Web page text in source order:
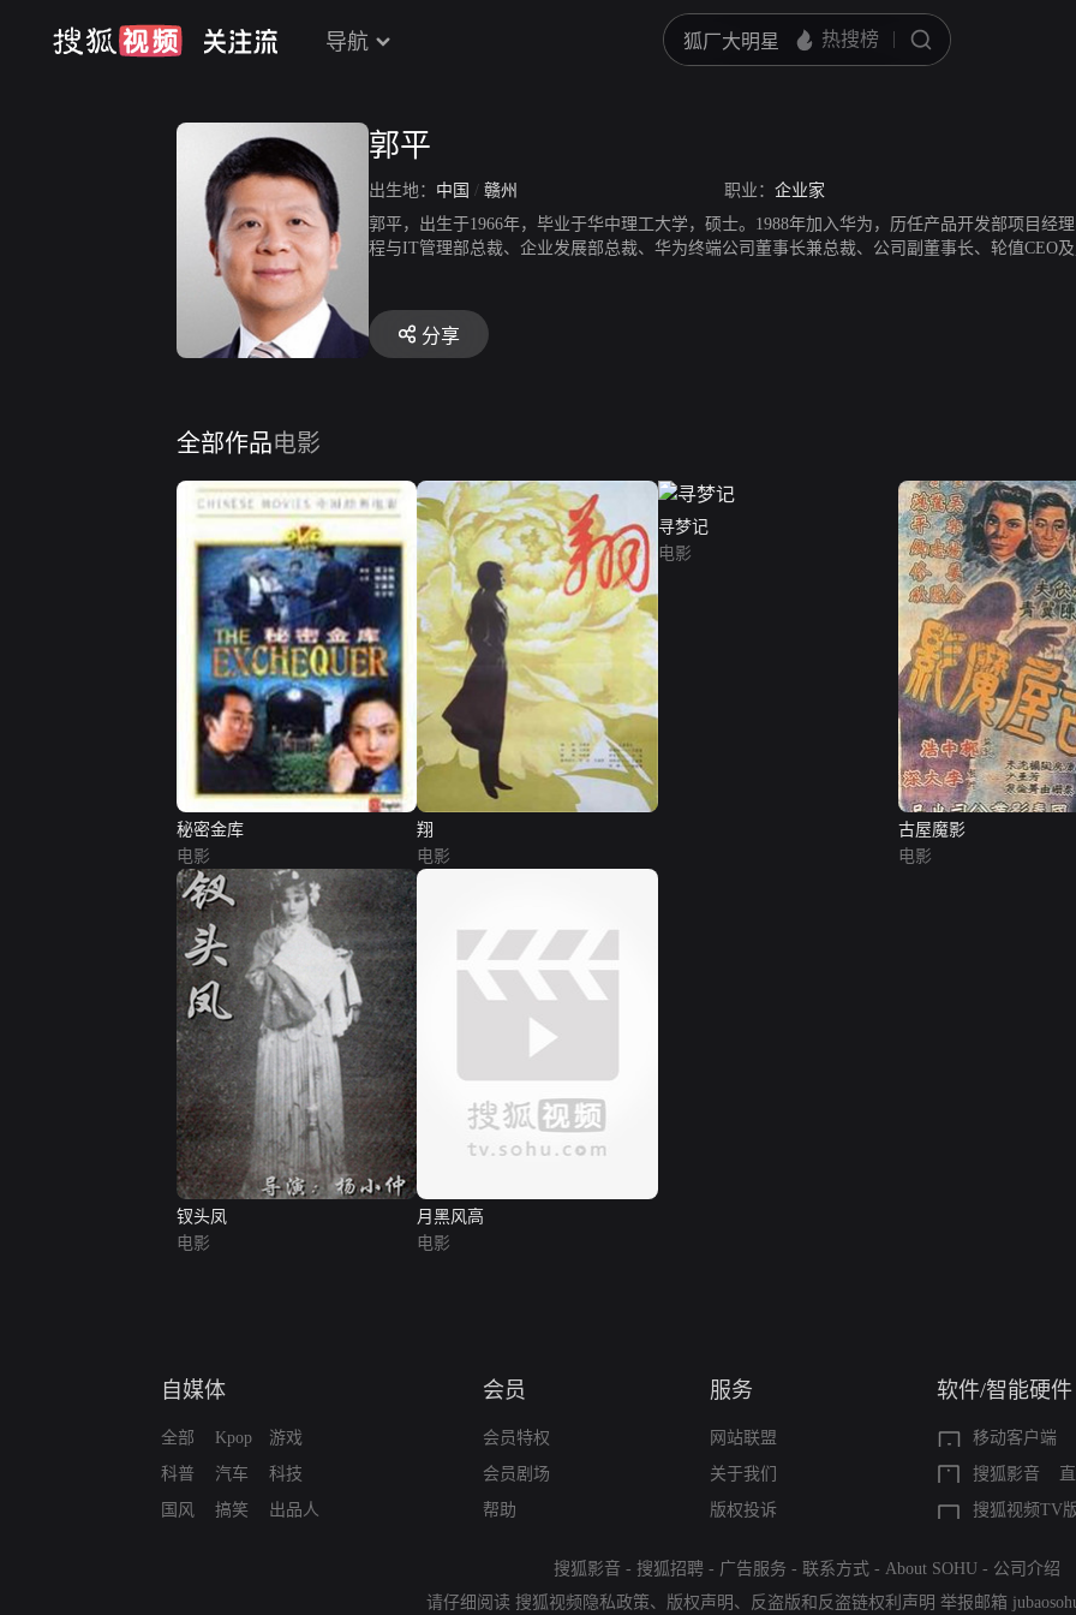
导航
郭平
出生地： 中国 / 赣州 职业： 企业家
郭平，出生于1966年，毕业于华中理工大学，硕士。1988年加入华为，历任产品开发部项目经
程与IT管理部总裁、企业发展部总裁、华为终端公司董事长兼总裁、公司副董事长、轮值CEO
分享
全部作品电影
秘密金库
电影
翔
电影
寻梦记
电影
古屋魔影
电影
钗头凤
电影
月黑风高
电影
自媒体
全部
科普
国风
Kpop
汽车
搞笑
游戏
科技
出品人
会员
会员特权
会员剧场
帮助
服务
网站联盟
关于我们
版权投诉
软件/智能硬件
移动客户端
搜狐影音
搜狐视频TV
搜狐影音 - 搜狐招聘 - 广告服务 - 联系方式 - About SOHU - 公司介绍
请仔细阅读 搜狐视频隐私政策、 版权声明 、 反盗版和反盗链权利声明 举报邮箱